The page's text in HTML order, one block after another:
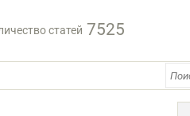
статей 7525